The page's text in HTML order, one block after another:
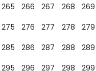
265 266 267 268 269
275 276 277 278 279
285 286 287 288 289
295 296 297 298 299